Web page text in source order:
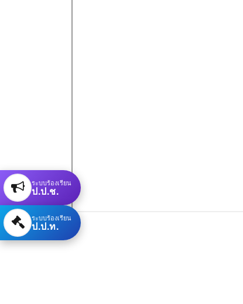
ระบบร้องเรียน
ป.ป.ช.
ระบบร้องเรียน
ป.ป.ท.